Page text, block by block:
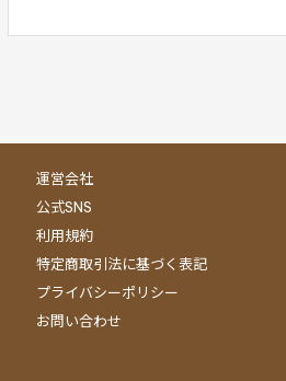
運営会社
公式SNS
利用規約
特定商取引法に基づく表記
プライバシーポリシー
お問い合わせ